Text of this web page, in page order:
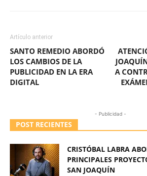
Artículo anterior
SANTO REMEDIO ABORDÓ
LOS CAMBIOS DE LA
PUBLICIDAD EN LA ERA
DIGITAL
A
- Publicidad -
POST RECIENTES
CRISTÓBAL LABRA
PRINCIPALES
SAN JOAQUÍN